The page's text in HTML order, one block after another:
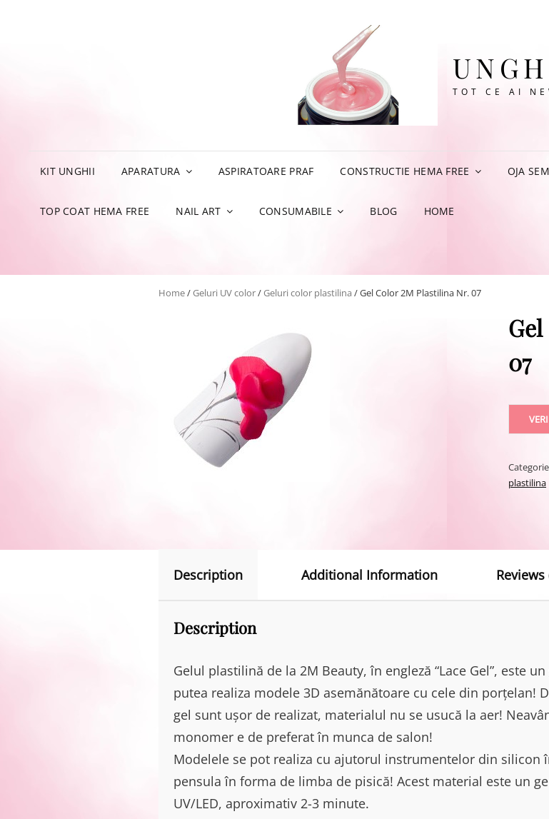
TOT CE AI
KIT UNGHII APARATURA ASPIRATOARE PRAF CONSTRUCTIE HEMA FREE OJA
TOP COAT HEMA FREE NAIL ART CONSUMABILE BLOG HOME
Home/Geluri UV color/Geluri color plastilina / Gel Color 2M Plastilina Nr. 07
07
plastilina
Description Additional Information Reviews
Description
Gelul plastilină de la 2M Beauty, în engleză “Lace Gel”, este
putea realiza modele 3D asemănătoare cu cele din porțelan!
gel sunt ușor de realizat, materialul nu se usucă la aer!
monomer e de preferat în munca de salon!
Modelele se pot realiza cu ajutorul instrumentelor din silicon
pensula în forma de limba de pisică! Acest material este un
UV/LED, aproximativ 2-3 minute.